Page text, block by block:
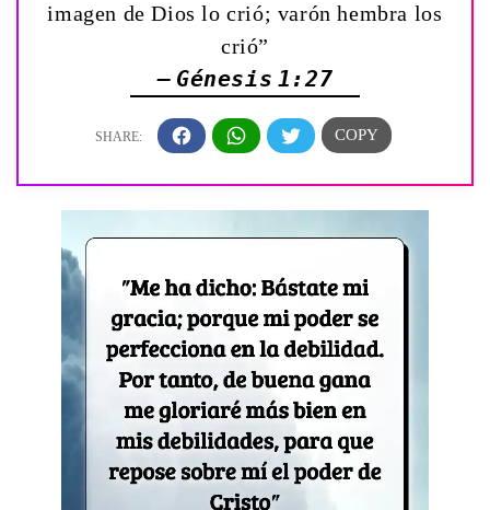
imagen de Dios lo crió; varón hembra los
crió”
— Génesis 1:27